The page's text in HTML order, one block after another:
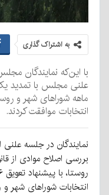
به اشتراک گذاری
با این‌که نمایندگان
ماهه شوراهای شهر و
انتخابات موافقت کردند.
نمایندگان در جلسه
بررسی اصلاح موادی از
انتخابات شوراهای شهر